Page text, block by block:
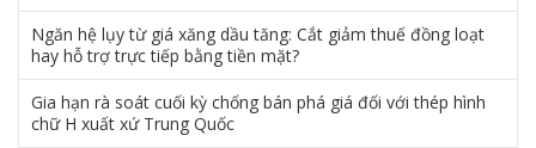
Ngăn hệ lụy từ giá xăng dầu tăng: Cắt giảm thuế đồng loạt
hay hỗ trợ trực tiếp bằng tiền mặt?
Gia hạn rà soát cuối kỳ chống bán phá giá đối với thép hình
chữ H xuất xứ Trung Quốc